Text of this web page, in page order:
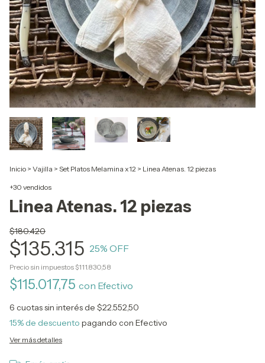
Inicio > Vajilla > Set Platos Melamina x12 > Linea Atenas. 12 piezas
+30 vendidos
Linea Atenas. 12 piezas
$180.420
$135.315 25% OFF
Precio sin impuestos $111.830,58
$115.017,75 con Efectivo
6 cuotas sin interés de $22.552,50
15% de descuento pagando con Efectivo
Ver más detalles